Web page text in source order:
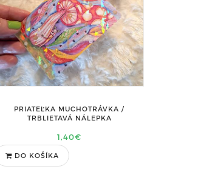
PRIATEĽKA MUCHOTRÁVKA /
TRBLIETAVÁ NÁLEPKA
1,40€
DO KOŠÍKA